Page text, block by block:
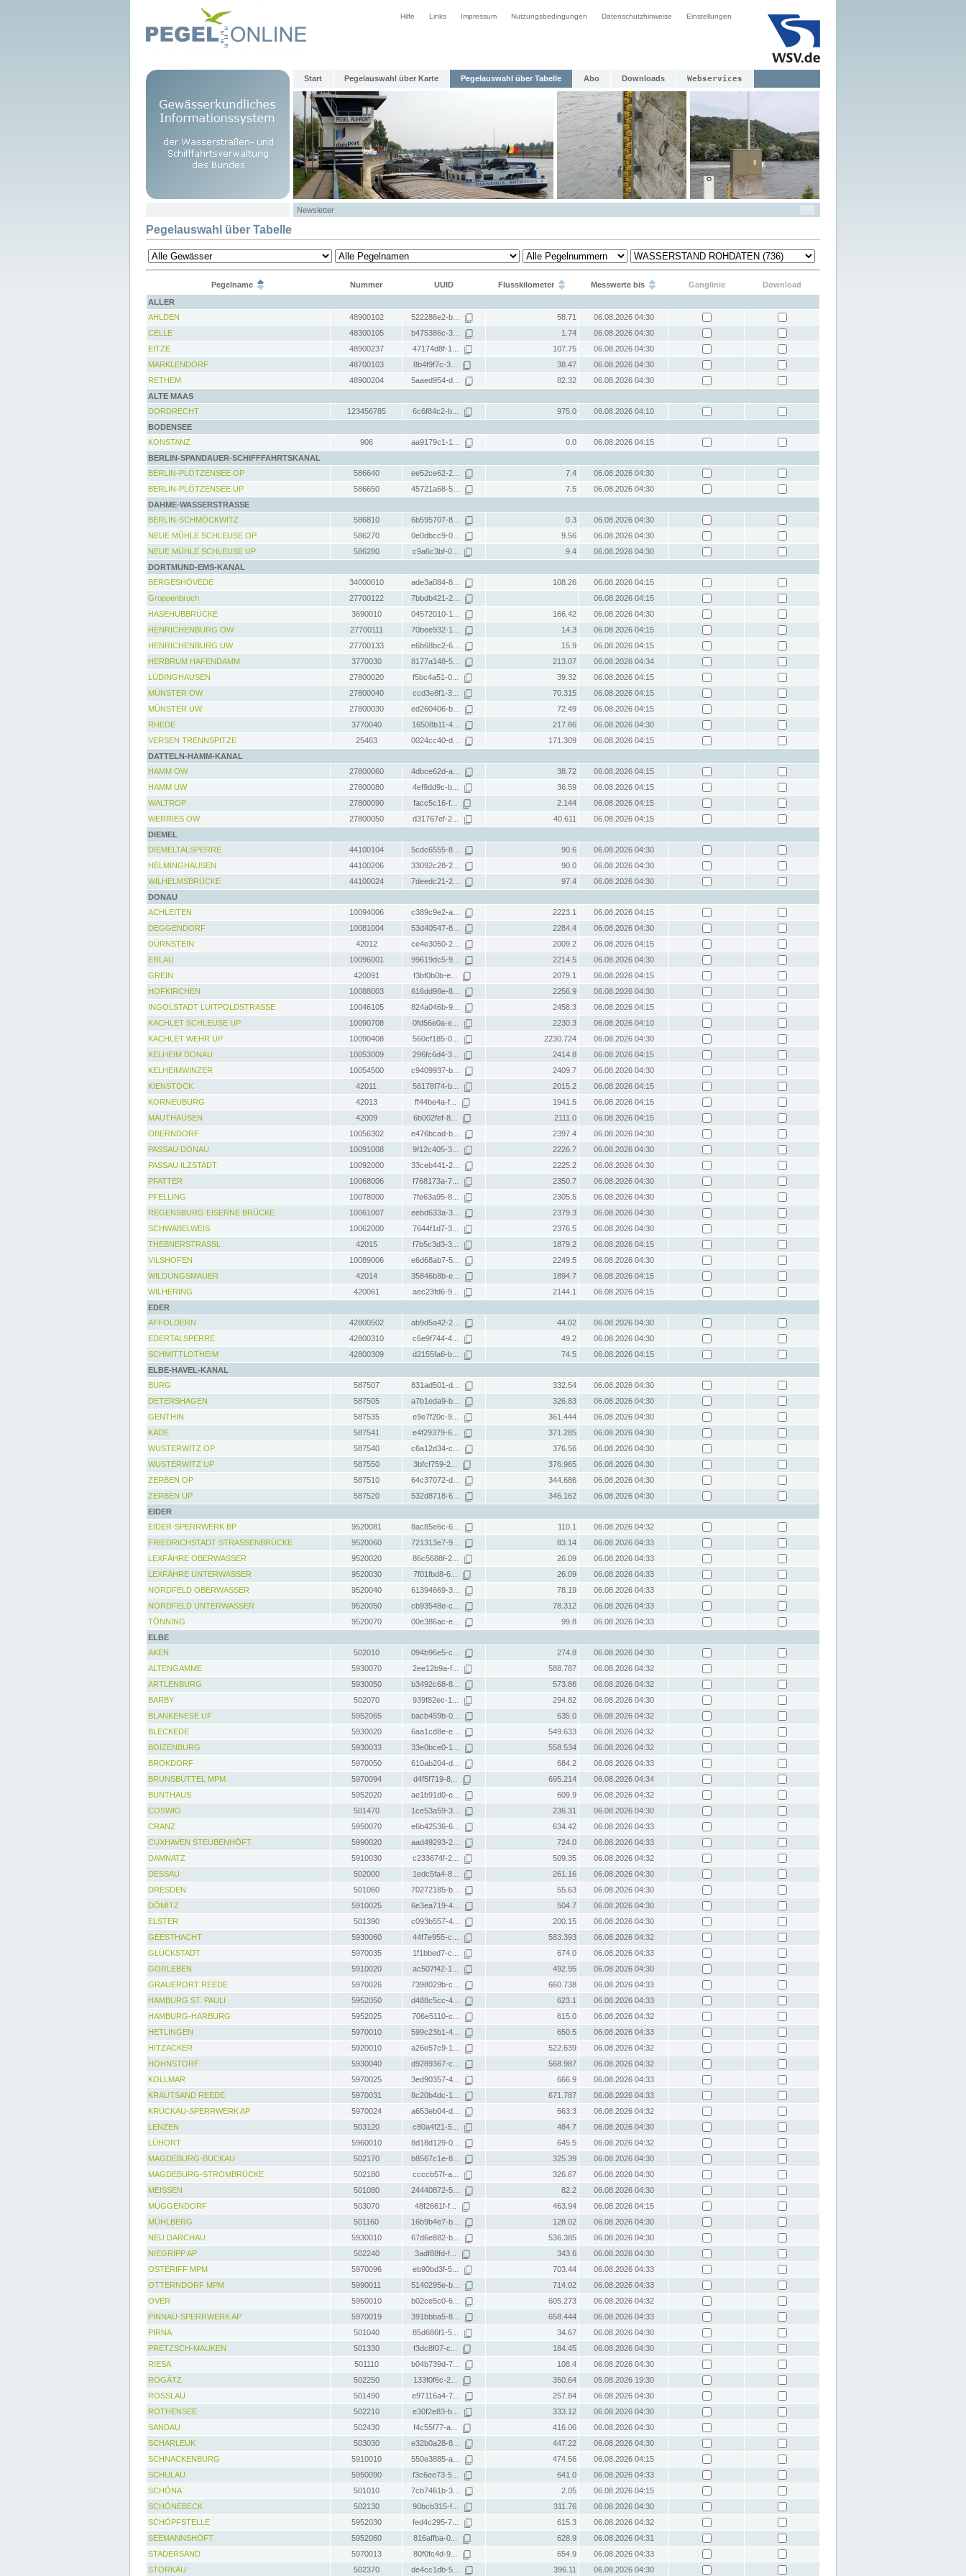
Hilfe Links Impressum Nutzungsbedingungen Datenschutzhinweise Einstellungen
Start Pegelauswahl über Karte Pegelauswahl über Tabelle Abo Downloads Webservices
Newsletter
Pegelauswahl über Tabelle
Pegelname Nummer UUID Flusskilometer Messwerte bis Ganglinie
Download
ALLER
AHLDEN
48900102 522286e2-b... 58.71
06.08.2026 04:30
CELLE
48300105 b475386c-3... 1.74
06.08.2026 04:30
EITZE
48900237 47174d8f-1... 107.75
06.08.2026 04:30
MARKLENDORF
48700103 8b4f9f7c-3... 38.47
06.08.2026 04:30
RETHEM
48900204 5aaed954-d... 82.32
06.08.2026 04:30
ALTE MAAS
DORDRECHT
123456785 6c6f84c2-b... 975.0
06.08.2026 04:10
BODENSEE
KONSTANZ
906 aa9179c1-1... 0.0
06.08.2026 04:15
BERLIN-SPANDAUER-SCHIFFFAHRTSKANAL
BERLIN-PLÖTZENSEE OP
586640 ee52ce62-2... 7.4
06.08.2026 04:30
BERLIN-PLÖTZENSEE UP
586650 45721a68-5... 7.5
06.08.2026 04:30
DAHME-WASSERSTRASSE
BERLIN-SCHMÖCKWITZ
586810 6b595707-8... 0.3
06.08.2026 04:30
NEUE MÜHLE SCHLEUSE OP
586270 0e0dbcc9-0... 9.56
06.08.2026 04:30
NEUE MÜHLE SCHLEUSE UP
586280 c9a6c3bf-0... 9.4
06.08.2026 04:30
DORTMUND-EMS-KANAL
BERGESHÖVEDE
34000010 ade3a084-8... 108.26
06.08.2026 04:15
Groppenbruch
27700122 7bbdb421-2...
06.08.2026 04:15
HASEHUBBRÜCKE
3690010 04572010-1... 166.42
06.08.2026 04:30
HENRICHENBURG OW
27700111 70bee932-1... 14.3
06.08.2026 04:15
HENRICHENBURG UW
27700133 e6b68bc2-6... 15.9
06.08.2026 04:15
HERBRUM HAFENDAMM
3770030 8177a148-5... 213.07
06.08.2026 04:34
LÜDINGHAUSEN
27800020 f5bc4a51-0... 39.32
06.08.2026 04:15
MÜNSTER OW
27800040 ccd3e8f1-3... 70.315
06.08.2026 04:15
MÜNSTER UW
27800030 ed260406-b... 72.49
06.08.2026 04:15
RHEDE
3770040 16508b11-4... 217.86
06.08.2026 04:30
VERSEN TRENNSPITZE
25463 0024cc40-d... 171.309
06.08.2026 04:15
DATTELN-HAMM-KANAL
HAMM OW
27800060 4dbce62d-a... 38.72
06.08.2026 04:15
HAMM UW
27800080 4ef9dd9c-b... 36.59
06.08.2026 04:15
WALTROP
27800090 facc5c16-f... 2.144
06.08.2026 04:15
WERRIES OW
27800050 d31767ef-2... 40.611
06.08.2026 04:15
DIEMEL
DIEMELTALSPERRE
44100104 5cdc6555-8... 90.6
06.08.2026 04:30
HELMINGHAUSEN
44100206 33092c28-2... 90.0
06.08.2026 04:30
WILHELMSBRÜCKE
44100024 7deedc21-2... 97.4
06.08.2026 04:30
DONAU
ACHLEITEN
10094006 c389c9e2-a... 2223.1
06.08.2026 04:15
DEGGENDORF
10081004 53d40547-8... 2284.4
06.08.2026 04:30
DÜRNSTEIN
42012 ce4e3050-2... 2009.2
06.08.2026 04:15
ERLAU
10096001 99619dc5-9... 2214.5
06.08.2026 04:30
GREIN
420091 f3bf0b0b-e... 2079.1
06.08.2026 04:15
HOFKIRCHEN
10088003 616dd98e-8... 2256.9
06.08.2026 04:30
INGOLSTADT LUITPOLDSTRASSE
10046105 824a046b-9... 2458.3
06.08.2026 04:15
KACHLET SCHLEUSE UP
10090708 0fd56e0a-e... 2230.3
06.08.2026 04:10
KACHLET WEHR UP
10090408 560cf185-0... 2230.724
06.08.2026 04:30
KELHEIM DONAU
10053009 296fc6d4-3... 2414.8
06.08.2026 04:15
KELHEIMWINZER
10054500 c9409937-b... 2409.7
06.08.2026 04:30
KIENSTOCK
42011 56178f74-b... 2015.2
06.08.2026 04:15
KORNEUBURG
42013 ff44be4a-f... 1941.5
06.08.2026 04:15
MAUTHAUSEN
42009 6b002fef-8... 2111.0
06.08.2026 04:15
OBERNDORF
10056302 e476bcad-b... 2397.4
06.08.2026 04:30
PASSAU DONAU
10091008 9f12c405-3... 2226.7
06.08.2026 04:30
PASSAU ILZSTADT
10092000 33ceb441-2... 2225.2
06.08.2026 04:30
PFATTER
10068006 f768173a-7... 2350.7
06.08.2026 04:30
PFELLING
10078000 7fe63a95-8... 2305.5
06.08.2026 04:30
REGENSBURG EISERNE BRÜCKE
10061007 eebd633a-3... 2379.3
06.08.2026 04:30
SCHWABELWEIS
10062000 7644f1d7-3... 2376.5
06.08.2026 04:30
THEBNERSTRASSL
42015 f7b5c3d3-3... 1879.2
06.08.2026 04:15
VILSHOFEN
10089006 e6d68ab7-5... 2249.5
06.08.2026 04:30
WILDUNGSMAUER
42014 35846b8b-e... 1894.7
06.08.2026 04:15
WILHERING
420061 aec23fd6-9... 2144.1
06.08.2026 04:15
EDER
AFFOLDERN
42800502 ab9d5a42-2... 44.02
06.08.2026 04:30
EDERTALSPERRE
42800310 c6e9f744-4... 49.2
06.08.2026 04:30
SCHMITTLOTHEIM
42800309 d2155fa6-b... 74.5
06.08.2026 04:15
ELBE-HAVEL-KANAL
BURG
587507 831ad501-d... 332.54
06.08.2026 04:30
DETERSHAGEN
587505 a7b1eda9-b... 326.83
06.08.2026 04:30
GENTHIN
587535 e9e7f20c-9... 361.444
06.08.2026 04:30
KADE
587541 e4f29379-6... 371.285
06.08.2026 04:30
WUSTERWITZ OP
587540 c6a12d34-c... 376.56
06.08.2026 04:30
WUSTERWITZ UP
587550 3bfcf759-2... 376.965
06.08.2026 04:30
ZERBEN OP
587510 64c37072-d... 344.686
06.08.2026 04:30
ZERBEN UP
587520 532d8718-6... 346.162
06.08.2026 04:30
EIDER
EIDER-SPERRWERK BP
9520081 8ac85e6c-6... 110.1
06.08.2026 04:32
FRIEDRICHSTADT STRASSENBRÜCKE
9520060 721313e7-9... 83.14
06.08.2026 04:33
LEXFÄHRE OBERWASSER
9520020 86c5688f-2... 26.09
06.08.2026 04:33
LEXFÄHRE UNTERWASSER
9520030 7f01fbd8-6... 26.09
06.08.2026 04:33
NORDFELD OBERWASSER
9520040 61394669-3... 78.19
06.08.2026 04:33
NORDFELD UNTERWASSER
9520050 cb93548e-c... 78.312
06.08.2026 04:33
TÖNNING
9520070 00e386ac-e... 99.8
06.08.2026 04:33
ELBE
AKEN
502010 094b96e5-c... 274.8
06.08.2026 04:30
ALTENGAMME
5930070 2ee12b9a-f... 588.787
06.08.2026 04:32
ARTLENBURG
5930050 b3492c68-8... 573.86
06.08.2026 04:32
BARBY
502070 939f82ec-1... 294.82
06.08.2026 04:30
BLANKENESE UF
5952065 bacb459b-0... 635.0
06.08.2026 04:32
BLECKEDE
5930020 6aa1cd8e-e... 549.633
06.08.2026 04:32
BOIZENBURG
5930033 33e0bce0-1... 558.534
06.08.2026 04:32
BROKDORF
5970050 610ab204-d... 684.2
06.08.2026 04:33
BRUNSBÜTTEL MPM
5970094 d4f5f719-8... 695.214
06.08.2026 04:34
BUNTHAUS
5952020 ae1b91d0-e... 609.9
06.08.2026 04:32
COSWIG
501470 1ce53a59-3... 236.31
06.08.2026 04:30
CRANZ
5950070 e6b42536-6... 634.42
06.08.2026 04:33
CUXHAVEN STEUBENHÖFT
5990020 aad49293-2... 724.0
06.08.2026 04:33
DAMNATZ
5910030 c233674f-2... 509.35
06.08.2026 04:32
DESSAU
502000 1edc5fa4-8... 261.16
06.08.2026 04:30
DRESDEN
501060 70272185-b... 55.63
06.08.2026 04:30
DÖMITZ
5910025 6e3ea719-4... 504.7
06.08.2026 04:30
ELSTER
501390 c093b557-4... 200.15
06.08.2026 04:30
GEESTHACHT
5930060 44f7e955-c... 583.393
06.08.2026 04:32
GLÜCKSTADT
5970035 1f1bbed7-c... 674.0
06.08.2026 04:33
GORLEBEN
5910020 ac507f42-1... 492.95
06.08.2026 04:30
GRAUERORT REEDE
5970026 7398029b-c... 660.738
06.08.2026 04:33
HAMBURG ST. PAULI
5952050 d488c5cc-4... 623.1
06.08.2026 04:33
HAMBURG-HARBURG
5952025 706e5110-c... 615.0
06.08.2026 04:32
HETLINGEN
5970010 599c23b1-4... 650.5
06.08.2026 04:33
HITZACKER
5920010 a26e57c9-1... 522.639
06.08.2026 04:32
HOHNSTORF
5930040 d9289367-c... 568.987
06.08.2026 04:32
KOLLMAR
5970025 3ed90357-4... 666.9
06.08.2026 04:33
KRAUTSAND REEDE
5970031 8c20b4dc-1... 671.787
06.08.2026 04:33
KRÜCKAU-SPERRWERK AP
5970024 a653eb04-d... 663.3
06.08.2026 04:32
LENZEN
503120 c80a4f21-5... 484.7
06.08.2026 04:30
LÜHORT
5960010 8d18d129-0... 645.5
06.08.2026 04:32
MAGDEBURG-BUCKAU
502170 b8567c1e-8... 325.39
06.08.2026 04:30
MAGDEBURG-STROMBRÜCKE
502180 ccccb57f-a... 326.67
06.08.2026 04:30
MEISSEN
501080 24440872-5... 82.2
06.08.2026 04:30
MÜGGENDORF
503070 48f2661f-f... 463.94
06.08.2026 04:15
MÜHLBERG
501160 16b9b4e7-b... 128.02
06.08.2026 04:30
NEU DARCHAU
5930010 67d6e882-b... 536.385
06.08.2026 04:30
NIEGRIPP AP
502240 3adf88fd-f... 343.6
06.08.2026 04:30
OSTERIFF MPM
5970096 eb90bd3f-5... 703.44
06.08.2026 04:33
OTTERNDORF MPM
5990011 5140295e-b... 714.02
06.08.2026 04:33
OVER
5950010 b02ce5c0-6... 605.273
06.08.2026 04:32
PINNAU-SPERRWERK AP
5970019 391bbba5-8... 658.444
06.08.2026 04:33
PIRNA
501040 85d686f1-5... 34.67
06.08.2026 04:30
PRETZSCH-MAUKEN
501330 f3dc8f07-c... 184.45
06.08.2026 04:30
RIESA
501110 b04b739d-7... 108.4
06.08.2026 04:30
ROGÄTZ
502250 133f0f6c-2... 350.64
05.08.2026 19:30
ROSSLAU
501490 e97116a4-7... 257.84
06.08.2026 04:30
ROTHENSEE
502210 e30f2e83-b... 333.12
06.08.2026 04:30
SANDAU
502430 f4c55f77-a... 416.06
06.08.2026 04:30
SCHARLEUK
503030 e32b0a28-8... 447.22
06.08.2026 04:30
SCHNACKENBURG
5910010 550e3885-a... 474.56
06.08.2026 04:15
SCHULAU
5950090 f3c6ee73-5... 641.0
06.08.2026 04:33
SCHÖNA
501010 7cb7461b-3... 2.05
06.08.2026 04:15
SCHÖNEBECK
502130 90bcb315-f... 311.76
06.08.2026 04:30
SCHÖPFSTELLE
5952030 fed4c295-7... 615.3
06.08.2026 04:32
SEEMANNSHÖFT
5952060 816affba-0... 628.9
06.08.2026 04:31
STADERSAND
5970013 80f0fc4d-9... 654.9
06.08.2026 04:33
STORKAU
502370 de4cc1db-5... 396.11 06.08.2026 04:30